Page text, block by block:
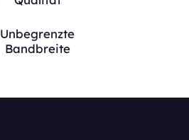
Unbegrenzte
Bandbreite